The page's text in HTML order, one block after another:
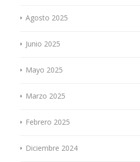
Agosto 2025
Junio 2025
Mayo 2025
Marzo 2025
Febrero 2025
Diciembre 2024